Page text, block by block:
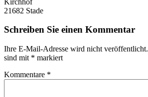
21682 Stade
Schreiben Sie einen Kommentar
Ihre E-Mail-Adresse wird nicht veröffentlicht.
sind mit * markiert
Kommentare *